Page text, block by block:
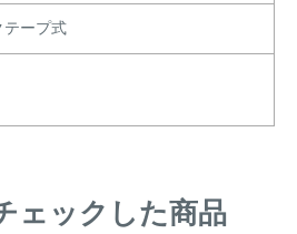
テープ式
ェックした商品